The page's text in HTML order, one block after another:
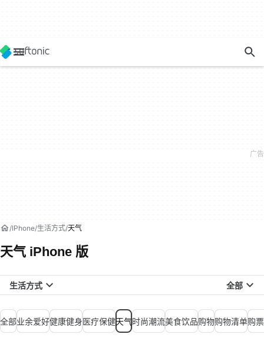
IPhone 生活方式 天气
天气 iPhone 版
生活方式 全部
全部业余爱好健康健身医疗保健天气时尚潮流美食饮品购物购物清单购